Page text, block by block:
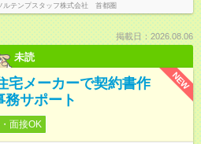
ルテンプスタッフ株式会社 首都圏
掲載日：2026.08.06
未読
NEW
宅メーカーで契約書作
務サポート
面接OK